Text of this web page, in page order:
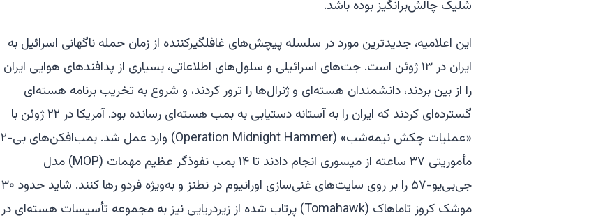
شلیک چالش‌برانگیز بوده باشد.
این اعلامیه، جدیدترین مورد در سلسله پیچش‌های غافلگیرکننده از زمان حمله ناگهانی اسرائیل به
ایران در ۱۳ ژوئن است. جت‌های اسرائیلی و سلول‌های اطلاعاتی، بسیاری از پدافندهای هوایی ایران
را از بین بردند، دانشمندان هسته‌ای و ژنرال‌ها را ترور کردند، و شروع به تخریب برنامه هسته‌ای
گسترده‌ای کردند که ایران را به آستانه دستیابی به بمب هسته‌ای رسانده بود. آمریکا در ۲۲ ژوئن با
«عملیات چکش نیمه‌شب» (Operation Midnight Hammer) وارد عمل شد. بمب‌افکن‌های بی-۲
مأموریتی ۳۷ ساعته از میسوری انجام دادند تا ۱۴ بمب نفوذگر عظیم مهمات (MOP) مدل
جی‌بی‌یو-۵۷ را بر روی سایت‌های غنی‌سازی اورانیوم در نطنز و به‌ویژه فردو رها کنند. شاید حدود ۳۰
موشک کروز تاماهاک (Tomahawk) پرتاب شده از زیردریایی نیز به مجموعه تأسیسات هسته‌ای در